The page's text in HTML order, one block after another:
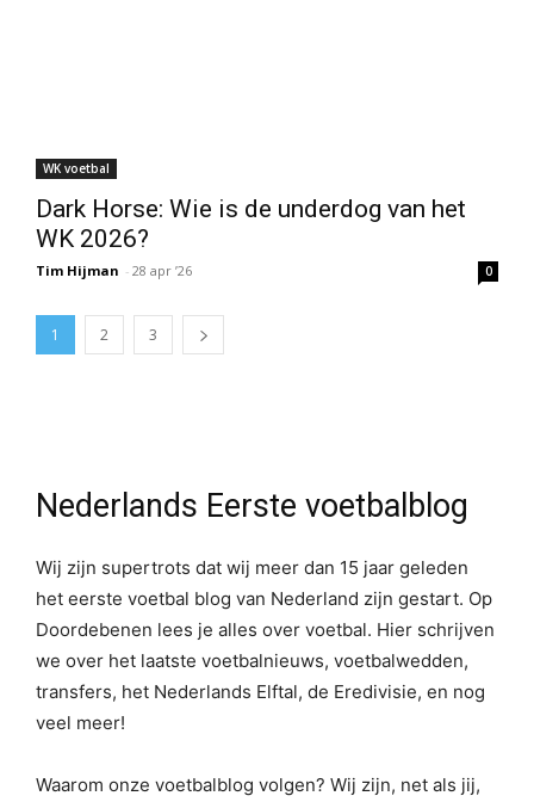
WK voetbal
Dark Horse: Wie is de underdog van het
WK 2026?
Tim Hijman - 28 apr ’26 0
1 2 3
Nederlands Eerste voetbalblog
Wij zijn supertrots dat wij meer dan 15 jaar geleden
het eerste voetbal blog van Nederland zijn gestart. Op
Doordebenen lees je alles over voetbal. Hier schrijven
we over het laatste voetbalnieuws, voetbalwedden,
transfers, het Nederlands Elftal, de Eredivisie, en nog
veel meer!
Waarom onze voetbalblog volgen? Wij zijn, net als jij,